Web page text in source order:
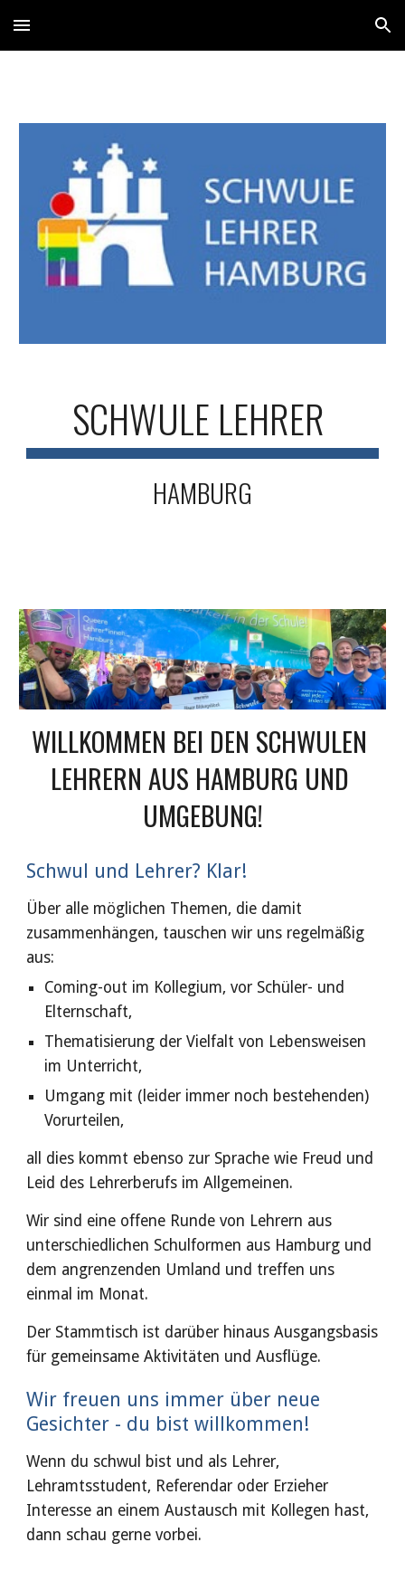
Skip to main content Skip to navigation
SCHWULE LEHRER
HAMBURG
WILLKOMMEN BEI DEN SCHWULEN
LEHRERN AUS HAMBURG UND
UMGEBUNG!
Schwul und Lehrer? Klar!
Über alle möglichen Themen, die damit
zusammenhängen, tauschen wir uns regelmäßig
aus:
Coming-out im Kollegium, vor Schüler- und
Elternschaft,
Thematisierung der Vielfalt von Lebensweisen
im Unterricht,
Umgang mit (leider immer noch bestehenden)
Vorurteilen,
all dies kommt ebenso zur Sprache wie Freud und
Leid des Lehrerberufs im Allgemeinen.
Wir sind eine offene Runde von Lehrern aus
unterschiedlichen Schulformen aus Hamburg und
dem angrenzenden Umland und treffen uns
einmal im Monat.
Der Stammtisch ist darüber hinaus Ausgangsbasis
für gemeinsame Aktivitäten und Ausflüge.
Wir freuen uns immer über neue
Gesichter - du bist willkommen!
Wenn du schwul bist und als Lehrer,
Lehramtsstudent, Referendar oder Erzieher
Interesse an einem Austausch mit Kollegen hast,
dann schau gerne vorbei.